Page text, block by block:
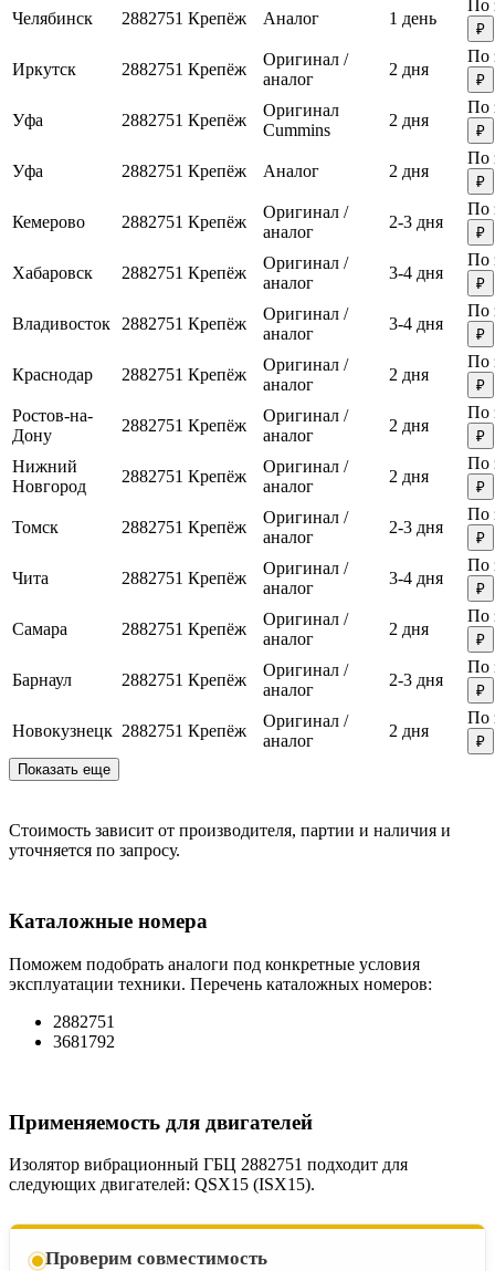
Челябинск 2882751 Крепёж Аналог 1 день
₽
Иркутск 2882751 Крепёж
Оригинал /
аналог
2 дня
По
₽
Уфа 2882751 Крепёж
Оригинал
Cummins
2 дня
По
₽
Уфа 2882751 Крепёж Аналог 2 дня
По
₽
Кемерово 2882751 Крепёж
Оригинал /
аналог
2-3 дня
По
₽
Хабаровск 2882751 Крепёж
Оригинал /
аналог
3-4 дня
По
₽
Владивосток 2882751 Крепёж
Оригинал /
аналог
3-4 дня
По
₽
Краснодар 2882751 Крепёж
Оригинал /
аналог
2 дня
По
₽
Ростов-на-
Дону
2882751 Крепёж
Оригинал /
аналог
2 дня
По
₽
Нижний
Новгород
2882751 Крепёж
Оригинал /
аналог
2 дня
По
₽
Томск 2882751 Крепёж
Оригинал /
аналог
2-3 дня
По
₽
Чита 2882751 Крепёж
Оригинал /
аналог
3-4 дня
По
₽
Самара 2882751 Крепёж
Оригинал /
аналог
2 дня
По
₽
Барнаул 2882751 Крепёж
Оригинал /
аналог
2-3 дня
По
₽
Новокузнецк 2882751 Крепёж
Оригинал /
аналог
2 дня
По
₽
Показать еще
Стоимость зависит от производителя, партии и наличия и
уточняется по запросу.
Каталожные номера
Поможем подобрать аналоги под конкретные условия
эксплуатации техники. Перечень каталожных номеров:
2882751
3681792
Применяемость для двигателей
Изолятор вибрационный ГБЦ 2882751 подходит для
следующих двигателей: QSX15 (ISX15).
Проверим совместимость